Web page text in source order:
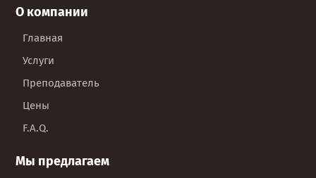
О компании
Главная
Услуги
Преподаватель
Цены
F.A.Q.
Мы предлагаем